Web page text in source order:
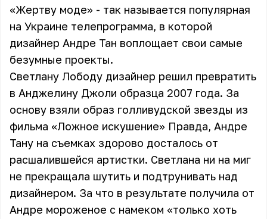
«Жертву моде» - так называется популярная
на Украине телепрограмма, в которой
дизайнер Андре Тан воплощает свои самые
безумные проекты.
Светлану Лободу дизайнер решил превратить
в Анджелину Джоли образца 2007 года. За
основу взяли образ голливудской звезды из
фильма «Ложное искушение» Правда, Андре
Тану на съемках здорово досталось от
расшалившейся артистки. Светлана ни на миг
не прекращала шутить и подтрунивать над
дизайнером. За что в результате получила от
Андре мороженое с намеком «только хоть